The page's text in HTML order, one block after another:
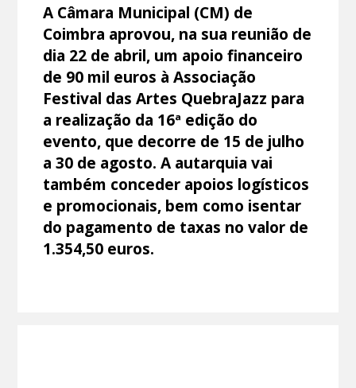
A Câmara Municipal (CM) de
Coimbra aprovou, na sua reunião de
dia 22 de abril, um apoio financeiro
de 90 mil euros à Associação
Festival das Artes QuebraJazz para
a realização da 16ª edição do
evento, que decorre de 15 de julho
a 30 de agosto. A autarquia vai
também conceder apoios logísticos
e promocionais, bem como isentar
do pagamento de taxas no valor de
1.354,50 euros.